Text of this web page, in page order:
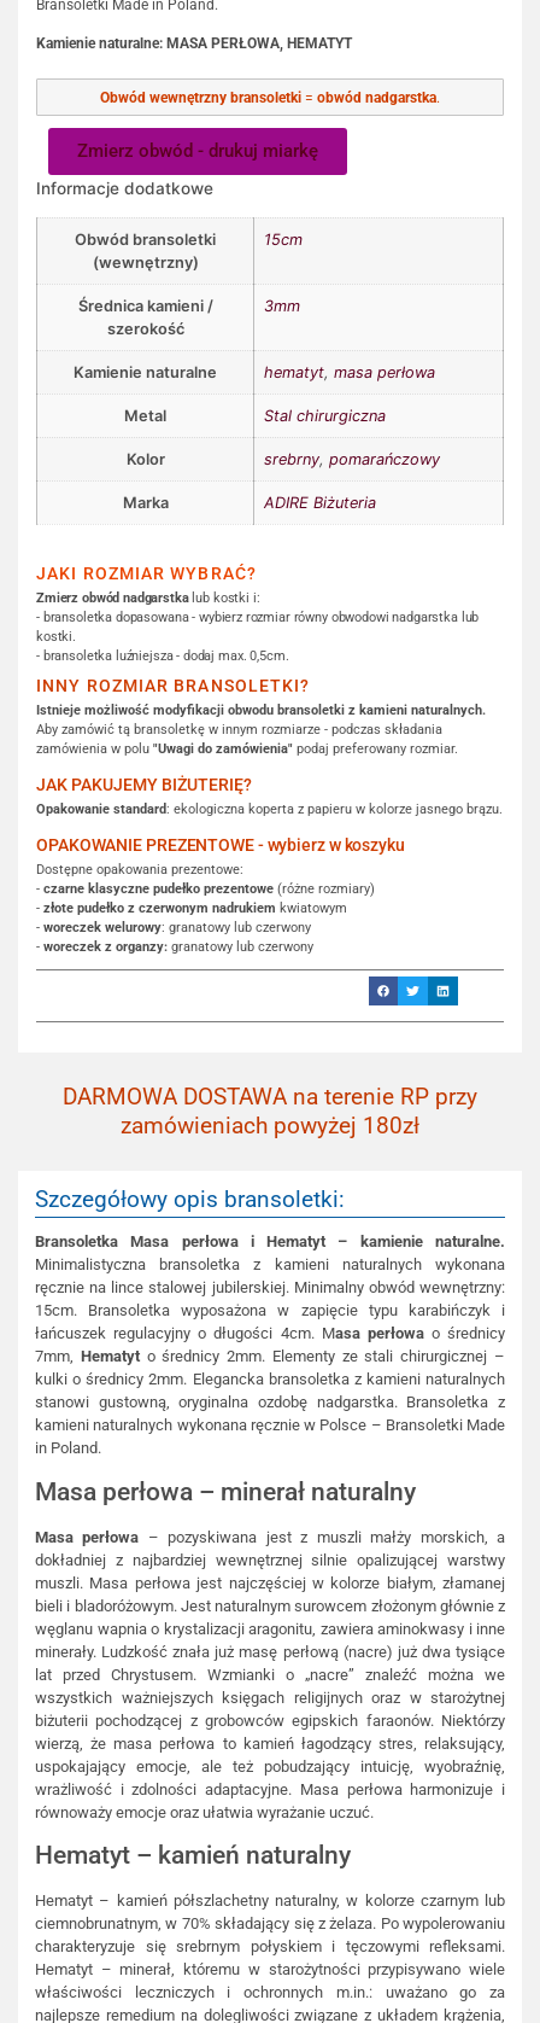
Bransoletki Made in Poland.
Kamienie naturalne: MASA PERŁOWA, HEMATYT
Obwód wewnętrzny bransoletki = obwód nadgarstka.
Zmierz obwód - drukuj miarkę
Informacje dodatkowe
Obwód bransoletki
(wewnętrzny)
15cm
Średnica kamieni /
szerokość
3mm
Kamienie naturalne hematyt, masa perłowa
Metal Stal chirurgiczna
Kolor srebrny, pomarańczowy
Marka ADIRE Biżuteria
JAKI ROZMIAR WYBRAĆ?
Zmierz obwód nadgarstkalub kostki i:
- bransoletka dopasowana - wybierz rozmiar równy obwodowi nadgarstka lub
kostki.
- bransoletka luźniejsza - dodaj max. 0,5cm.
INNY ROZMIAR BRANSOLETKI?
Istnieje możliwość modyfikacji obwodu bransoletki z kamieni naturalnych.
Aby zamówić tą bransoletkę w innym rozmiarze - podczas składania
zamówienia w polu "Uwagi do zamówienia" podaj preferowany rozmiar.
JAK PAKUJEMY BIŻUTERIĘ?
Opakowanie standard: ekologiczna koperta z papieru w kolorze jasnego brązu.
OPAKOWANIE PREZENTOWE - wybierz w koszyku
Dostępne opakowania prezentowe:
- czarne klasyczne pudełko prezentowe (różne rozmiary)
- złote pudełko z czerwonym nadrukiem kwiatowym
- woreczek welurowy: granatowy lub czerwony
- woreczek z organzy: granatowy lub czerwony
DARMOWA DOSTAWA na terenie RP przy
zamówieniach powyżej 180zł
Szczegółowy opis bransoletki:
Bransoletka Masa perłowa i Hematyt – kamienie naturalne.
Minimalistyczna bransoletka z kamieni naturalnych wykonana
ręcznie na lince stalowej jubilerskiej. Minimalny obwód wewnętrzny:
15cm. Bransoletka wyposażona w zapięcie typu karabińczyk i
łańcuszek regulacyjny o długości 4cm. Masa perłowao średnicy
7mm, Hematyto średnicy 2mm. Elementy ze stali chirurgicznej –
kulki o średnicy 2mm. Elegancka bransoletka z kamieni naturalnych
stanowi gustowną, oryginalna ozdobę nadgarstka. Bransoletka z
kamieni naturalnych wykonana ręcznie w Polsce – Bransoletki Made
in Poland.
Masa perłowa – minerał naturalny
Masa perłowa – pozyskiwana jest z muszli małży morskich, a
dokładniej z najbardziej wewnętrznej silnie opalizującej warstwy
muszli. Masa perłowa jest najczęściej w kolorze białym, złamanej
bieli i bladoróżowym. Jest naturalnym surowcem złożonym głównie z
węglanu wapnia o krystalizacji aragonitu, zawiera aminokwasy i inne
minerały. Ludzkość znała już masę perłową (nacre) już dwa tysiące
lat przed Chrystusem. Wzmianki o „nacre” znaleźć można we
wszystkich ważniejszych księgach religijnych oraz w starożytnej
biżuterii pochodzącej z grobowców egipskich faraonów. Niektórzy
wierzą, że masa perłowa to kamień łagodzący stres, relaksujący,
uspokajający emocje, ale też pobudzający intuicję, wyobraźnię,
wrażliwość i zdolności adaptacyjne. Masa perłowa harmonizuje i
równoważy emocje oraz ułatwia wyrażanie uczuć.
Hematyt – kamień naturalny
Hematyt – kamień półszlachetny naturalny, w kolorze czarnym lub
ciemnobrunatnym, w 70% składający się z żelaza. Po wypolerowaniu
charakteryzuje się srebrnym połyskiem i tęczowymi refleksami.
Hematyt – minerał, któremu w starożytności przypisywano wiele
właściwości leczniczych i ochronnych m.in.: uważano go za
najlepsze remedium na dolegliwości związane z układem krążenia,